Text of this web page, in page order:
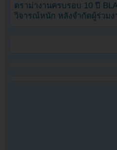
ดราม่างานครบรอบ 10 ปี
วิจารณ์หนัก หลังจำกัดผู้ร่วม